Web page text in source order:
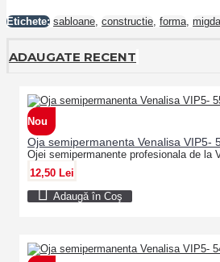
Etichete: sabloane constructie forma
ADAUGATE RECENT
Nou
Oja semipermanenta Venalisa VIP5-
Ojei semipermanente profesionala de la
12,50 Lei
Adaugă în Coş